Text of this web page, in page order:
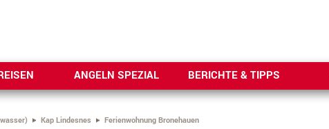
ANGELN SPEZIAL BERICHTE & TIPPS
Kap Lindesnes Ferienwohnung Bronehauen